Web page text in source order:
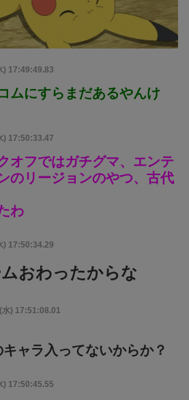
) 17:49:49.83
ムにすらまだあるやんけ
) 17:50:33.47
オフではガチグマ、エンテ
のリージョンのやつ、古代
わ
) 17:50:34.29
おわったからな
) 17:51:08.01
ャラ入ってないからか？
) 17:50:45.55